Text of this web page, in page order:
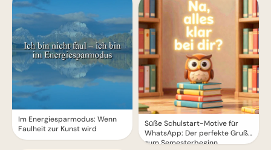
Im Energiesparmodus: Wenn
Faulheit zur Kunst wird
Süße Schulstart-Motive für
WhatsApp: Der perfekte Gruß
zum Semesterbeginn